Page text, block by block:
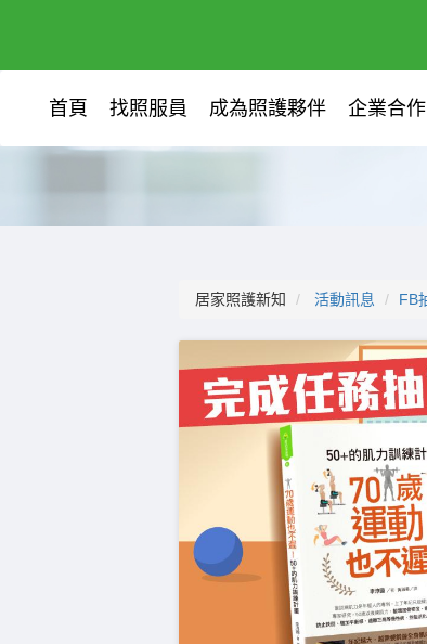
首頁 找照服員 成為照護夥伴 企業合作
居家照護新知 活動訊息 FB